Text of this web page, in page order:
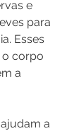
e
para
Esses
o corpo
a
a